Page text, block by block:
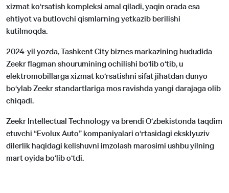
xizmat ko‘rsatish kompleksi amal qiladi, yaqin orada esa
ehtiyot va butlovchi qismlarning yetkazib berilishi
kutilmoqda.
2024-yil yozda, Tashkent City biznes markazining hududida
Zeekr flagman shourumining ochilishi bo‘lib o‘tib, u
elektromobillarga xizmat ko‘rsatishni sifat jihatdan dunyo
bo‘ylab Zeekr standartlariga mos ravishda yangi darajaga olib
chiqadi.
Zeekr Intellectual Technology va brendi O‘zbekistonda taqdim
etuvchi “Evolux Auto” kompaniyalari o‘rtasidagi eksklyuziv
dilerlik haqidagi kelishuvni imzolash marosimi ushbu yilning
mart oyida bo‘lib o‘tdi.